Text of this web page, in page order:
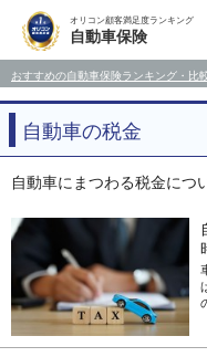
オリコン顧客満足度ランキング
自動車保険
おすすめの自動車保険ランキング・比
自動車の税金
自動車にまつわる税金につ